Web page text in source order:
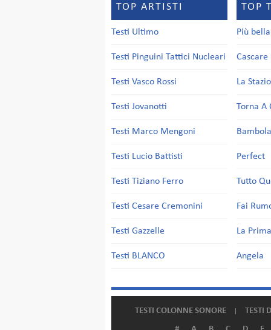
TOP ARTISTI
Testi Ultimo
Testi Pinguini Tattici Nucleari
Testi Vasco Rossi
Testi Jovanotti
Testi Marco Mengoni
Testi Lucio Battisti
Testi Tiziano Ferro
Testi Cesare Cremonini
Testi Gazzelle
Testi BLANCO
TOP
Più
Cascare
La
Torna A
Bambola
Perfect
Tutto
Fai
La
Angela
TESTI COLONNE SONORE TESTI